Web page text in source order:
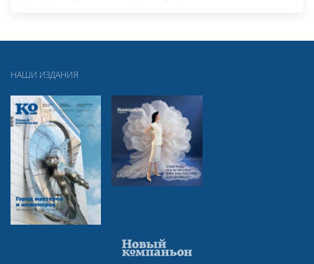
НАШИ ИЗДАНИЯ